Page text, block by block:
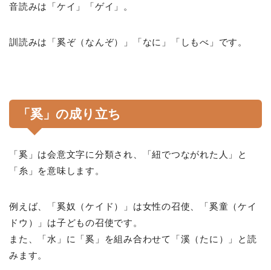
音読みは「ケイ」「ゲイ」。
訓読みは「奚ぞ（なんぞ）」「なに」「しもべ」です。
「奚」の成り立ち
「奚」は会意文字に分類され、「紐でつながれた人」と
「糸」を意味します。
例えば、「奚奴（ケイド）」は女性の召使、「奚童（ケイ
ドウ）」は子どもの召使です。
また、「水」に「奚」を組み合わせて「溪（たに）」と読
みます。